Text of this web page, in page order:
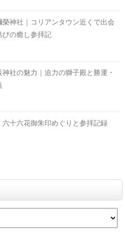
榮神社｜コリアンタウン近くで出会
びの癒し参拝記
社の魅力｜迫力の獅子殿と勝運・
六十六花御朱印めぐりと参拝記録